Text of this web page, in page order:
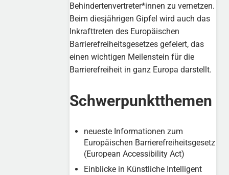
Behindertenvertreter*innen zu vernetzen.
Beim diesjährigen Gipfel wird auch das
Inkrafttreten des Europäischen
Barrierefreiheitsgesetzes gefeiert, das
einen wichtigen Meilenstein für die
Barrierefreiheit in ganz Europa darstellt.
Schwerpunktthemen
neueste Informationen zum
Europäischen Barrierefreiheitsgesetz
(European Accessibility Act)
Einblicke in Künstliche Intelligent